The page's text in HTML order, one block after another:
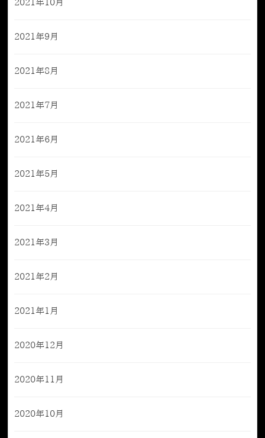
2021年10月
2021年9月
2021年8月
2021年7月
2021年6月
2021年5月
2021年4月
2021年3月
2021年2月
2021年1月
2020年12月
2020年11月
2020年10月